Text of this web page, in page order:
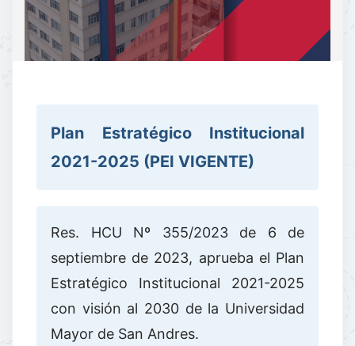
Plan Estratégico Institucional
2021-2025 (PEI VIGENTE)
Res. HCU Nº 355/2023 de 6 de
septiembre de 2023, aprueba el Plan
Estratégico Institucional 2021-2025
con visión al 2030 de la Universidad
Mayor de San Andres.